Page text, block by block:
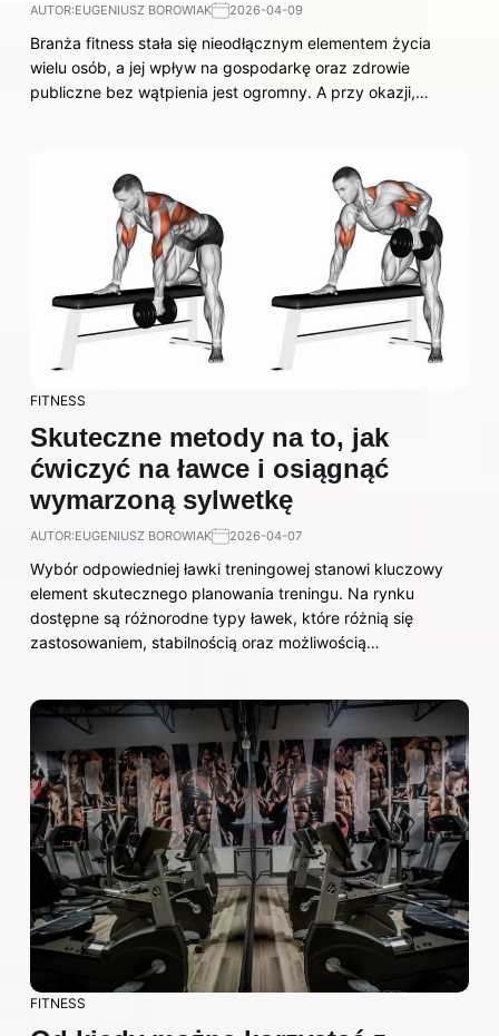
AUTOR:EUGENIUSZ BOROWIAK 2026-04-09
Branża fitness stała się nieodłącznym elementem życia
wielu osób, a jej wpływ na gospodarkę oraz zdrowie
publiczne bez wątpienia jest ogromny. A przy okazji,…
FITNESS
Skuteczne metody na to, jak
ćwiczyć na ławce i osiągnąć
wymarzoną sylwetkę
AUTOR:EUGENIUSZ BOROWIAK 2026-04-07
Wybór odpowiedniej ławki treningowej stanowi kluczowy
element skutecznego planowania treningu. Na rynku
dostępne są różnorodne typy ławek, które różnią się
zastosowaniem, stabilnością oraz możliwością…
FITNESS